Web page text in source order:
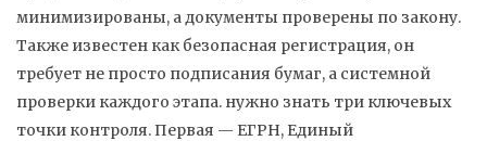
минимизированы, а документы проверены по закону.
Также известен какбезопасная регистрация, он
требует не просто подписания бумаг, а системной
проверки каждого этапа. нужно знать три ключевых
точки контроля. Первая — ЕГРН, Единый